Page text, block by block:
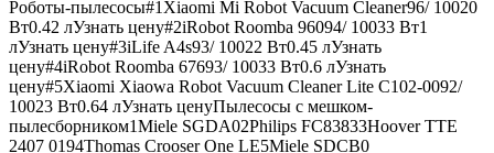
Роботы-пылесосы#1Xiaomi Mi Robot Vacuum Cleaner96/ 10020
Вт0.42 лУзнать цену#2iRobot Roomba 96094/ 10033 Вт1
лУзнать цену#3iLife A4s93/ 10022 Вт0.45 лУзнать
цену#4iRobot Roomba 67693/ 10033 Вт0.6 лУзнать
цену#5Xiaomi Xiaowa Robot Vacuum Cleaner Lite C102-0092/
10023 Вт0.64 лУзнать ценуПылесосы с мешком-
пылесборником1Miele SGDA02Philips FC83833Hoover TTE
2407 0194Thomas Crooser One LE5Miele SDCB0